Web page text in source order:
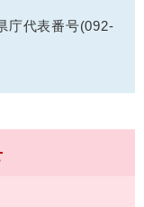
庁代表番号(092-